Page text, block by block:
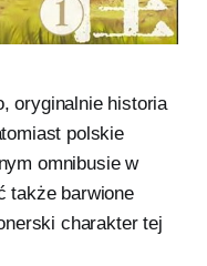
oryginalnie historia
polskie
omnibusie w
także barwione
charakter tej